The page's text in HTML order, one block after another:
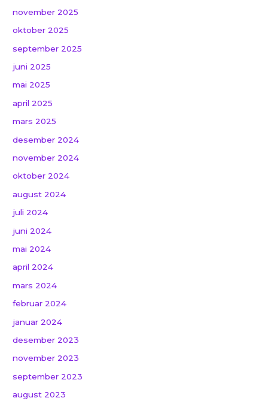
november 2025
oktober 2025
september 2025
juni 2025
mai 2025
april 2025
mars 2025
desember 2024
november 2024
oktober 2024
august 2024
juli 2024
juni 2024
mai 2024
april 2024
mars 2024
februar 2024
januar 2024
desember 2023
november 2023
september 2023
august 2023